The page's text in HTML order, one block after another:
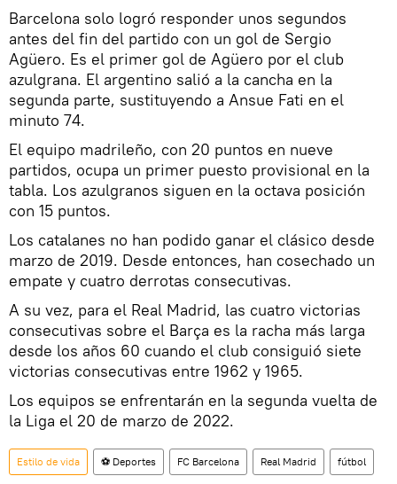
Barcelona solo logró responder unos segundos
antes del fin del partido con un gol de Sergio
Agüero. Es el primer gol de Agüero por el club
azulgrana. El argentino salió a la cancha en la
segunda parte, sustituyendo a Ansue Fati en el
minuto 74.
El equipo madrileño, con 20 puntos en nueve
partidos, ocupa un primer puesto provisional en la
tabla. Los azulgranos siguen en la octava posición
con 15 puntos.
Los catalanes no han podido ganar el clásico desde
marzo de 2019. Desde entonces, han cosechado un
empate y cuatro derrotas consecutivas.
A su vez, para el Real Madrid, las cuatro victorias
consecutivas sobre el Barça es la racha más larga
desde los años 60 cuando el club consiguió siete
victorias consecutivas entre 1962 y 1965.
Los equipos se enfrentarán en la segunda vuelta de
la Liga el 20 de marzo de 2022.
Estilo de vida ⚽ Deportes FC Barcelona Real Madrid fútbol